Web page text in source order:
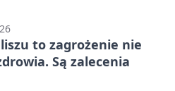
to zagrożenie nie
Są zalecenia